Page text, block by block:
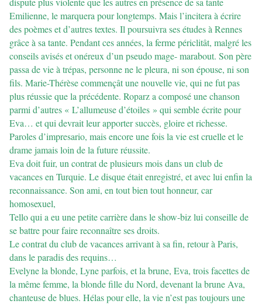
Emilienne, le marquera pour longtemps. Mais l’incitera à écrire
des poèmes et d’autres textes. Il poursuivra ses études à Rennes
grâce à sa tante. Pendant ces années, la ferme périclitât, malgré les
conseils avisés et onéreux d’un pseudo mage- marabout. Son père
passa de vie à trépas, personne ne le pleura, ni son épouse, ni son
fils. Marie-Thérèse commençât une nouvelle vie, qui ne fut pas
plus réussie que la précédente. Roparz a composé une chanson
parmi d’autres « L’allumeuse d’étoiles » qui semble écrite pour
Eva… et qui devrait leur apporter succès, gloire et richesse.
Paroles d’impresario, mais encore une fois la vie est cruelle et le
drame jamais loin de la future réussite.
Eva doit fuir, un contrat de plusieurs mois dans un club de
vacances en Turquie. Le disque était enregistré, et avec lui enfin la
reconnaissance. Son ami, en tout bien tout honneur, car
homosexuel,
Tello qui a eu une petite carrière dans le show-biz lui conseille de
se battre pour faire reconnaître ses droits.
Le contrat du club de vacances arrivant à sa fin, retour à Paris,
dans le paradis des requins…
Evelyne la blonde, Lyne parfois, et la brune, Eva, trois facettes de
la même femme, la blonde fille du Nord, devenant la brune Ava,
chanteuse de blues. Hélas pour elle, la vie n’est pas toujours une